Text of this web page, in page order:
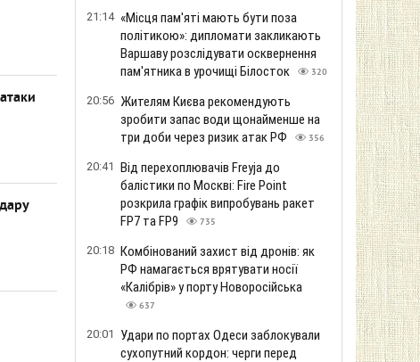
21:14 «Місця пам'яті мають бути поза
політикою»: дипломати закликають
Варшаву розслідувати осквернення
пам'ятника в урочищі Білосток
320
20:56 Жителям Києва рекомендують
зробити запас води щонайменше на
три доби через ризик атак РФ
356
20:41 Від перехоплювачів Freyja до
балістики по Москві: Fire Point
розкрила графік випробувань ракет
FP7 та FP9
735
20:18 Комбінований захист від дронів: як
РФ намагається врятувати носії
«Калібрів» у порту Новоросійська
637
20:01
Удари по портах Одеси заблокували
сухопутний кордон: черги перед